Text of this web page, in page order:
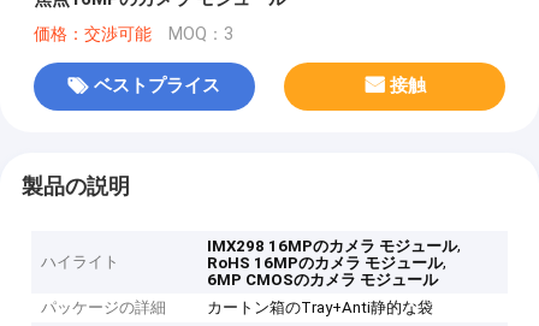
価格：交渉可能 MOQ：3
ベストプライス 接触
製品の説明
ハイライト
IMX298 16MPのカメラ モジュール,
RoHS 16MPのカメラ モジュール,
6MP CMOSのカメラ モジュール
パッケージの詳細
カートン箱のTray+Anti静的な袋